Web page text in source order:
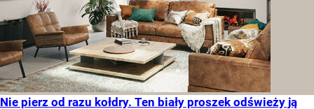
Nie pierz od razu kołdry. Ten biały proszek odświeży ją